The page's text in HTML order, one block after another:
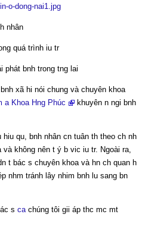
o-dong-nai1.jpg
nhân
quá trình iu tr
phát bnh trong tng lai
xã hi nói chung và chuyên khoa
a Khoa Hng Phúc
khuyên n ngi bnh
qu, bnh nhân cn tuân th theo ch nh
không nên t ý b vic iu tr. Ngoài ra,
t bác s chuyên khoa và hn ch quan h
nhm tránh lây nhim bnh lu sang bn
s cachúng tôi gii áp thc mc mt